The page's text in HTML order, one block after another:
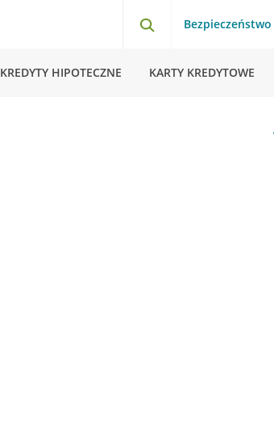
Bezpieczeństwo
KREDYTY HIPOTECZNE KARTY KREDYTOWE